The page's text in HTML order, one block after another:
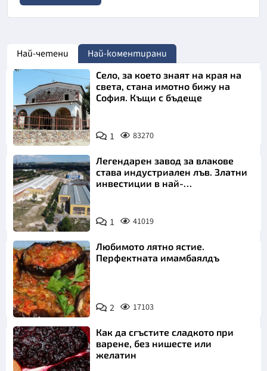
Най-четени Най-коментирани
Село, за което знаят на края на
света, стана имотно бижу на
София. Къщи с бъдеще
1 83270
Легендарен завод за влакове
става индустриален лъв. Златни
инвестиции в най-
1 41019
Любимото лятно ястие.
Перфектната имамбаялдъ
2 17103
Как да сгъстите сладкото при
варене, без нишесте или
желатин